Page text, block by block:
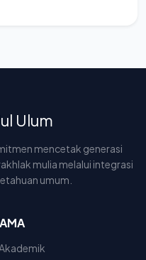
Ulum
mencetak generasi
mulia melalui integrasi
umum.